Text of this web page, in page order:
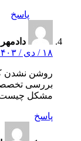
پاسخ
۱۸ / دی / ۱۴۰۳ در ۱۹:۰۰
روشن نشدن
بررسی
مشکل
پاسخ